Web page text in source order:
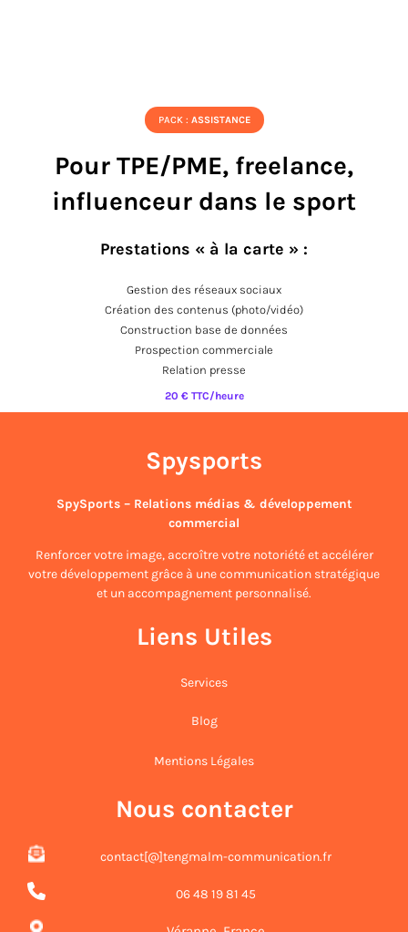
PACK : ASSISTANCE
Pour TPE/PME, freelance,
influenceur dans le sport
Prestations « à la carte » :
Gestion des réseaux sociaux
Création des contenus (photo/vidéo)
Construction base de données
Prospection commerciale
Relation presse
20 € TTC/heure
Spysports
SpySports – Relations médias & développement
commercial
Renforcer votre image, accroître votre notoriété et accélérer
votre développement grâce à une communication stratégique
et un accompagnement personnalisé.
Liens Utiles
Services
Blog
Mentions Légales
Nous contacter
contact[@]tengmalm-communication.fr
06 48 19 81 45